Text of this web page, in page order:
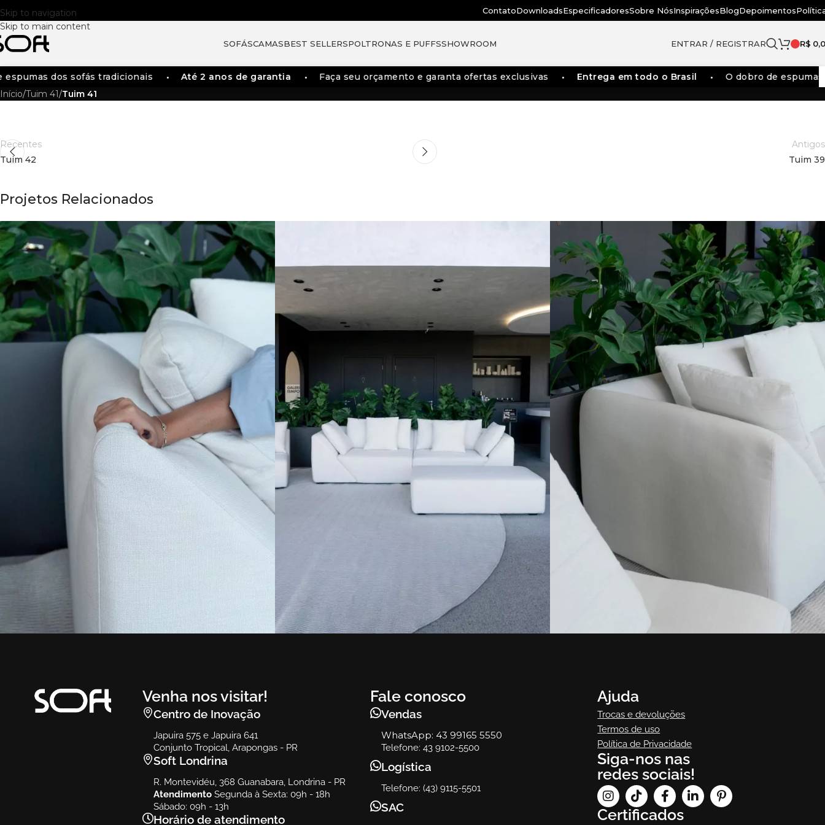
Skip to navigation
Skip to main content
ContatoDownloadsEspecificadoresSobre NósInspiraçõesBlogDepoimentos
SOFÁSCAMASBEST SELLERSPOLTRONAS E PUFFSSHOWROOM ENTRAR / REGISTRAR R$
dos sofás tradicionais Até 2 anos de garantia Faça seu orçamento e garanta ofertas exclusivas Entrega em todo o Brasil
O dobro de espumas
Início/Tuim 41/Tuim 41
Recentes
Tuim 42
Antigos
Tuim 39
Projetos Relacionados
Venha nos visitar!
Centro de Inovação
Japuira 575 e Japuira 641
Conjunto Tropical, Arapongas - PR
Soft Londrina
R. Montevidéu, 368 Guanabara, Londrina - PR
AtendimentoSegunda à Sexta: 09h - 18h
Sábado: 09h - 13h
Horário de atendimento
Fale conosco
Vendas
WhatsApp: 43 99165 5550
Telefone: 43 9102-5500
Logística
Telefone: (43) 9115-5501
SAC
Ajuda
Trocas e devoluções
Termos de uso
Política de Privacidade
Siga-nos nas
redes sociais!
Certificados